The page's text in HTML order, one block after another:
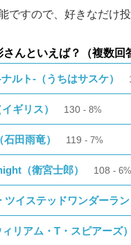
ですので、好きなだけ
んといえば？（複数回
ルト-（うちはサスケ）
ギリス） 130 8%
田雨竜） 119 7%
（衛宮士郎） 108 6%
ツイステッドワンダーラン
リアム・T・スピアーズ）